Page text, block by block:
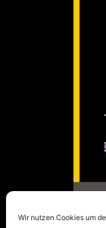
Wir nutzen Cookies um